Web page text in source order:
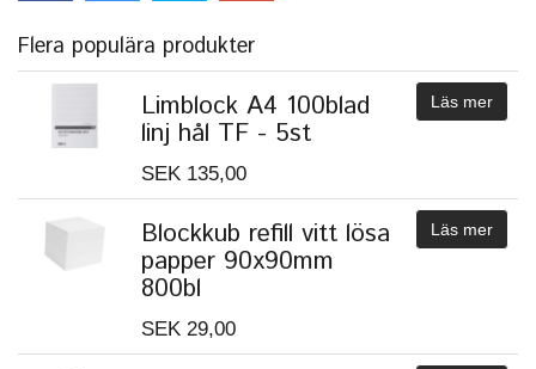
Flera populära produkter
Limblock A4 100blad
linj hål TF - 5st
SEK 135,00
Läs mer
Blockkub refill vitt lösa
papper 90x90mm
800bl
SEK 29,00
Läs mer